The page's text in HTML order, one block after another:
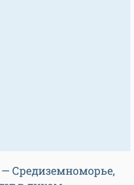
— Средиземноморье,